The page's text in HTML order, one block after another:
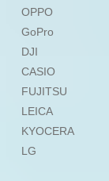
OPPO
GoPro
DJI
CASIO
FUJITSU
LEICA
KYOCERA
LG